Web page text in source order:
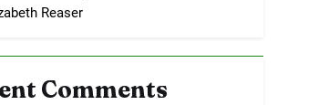
Reaser
Comments